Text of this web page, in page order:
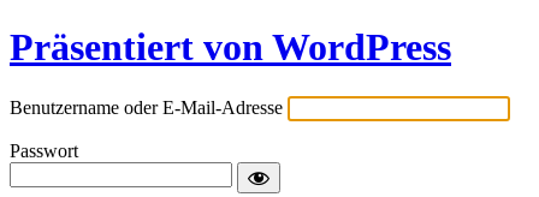
Präsentiert von WordPress
Benutzername oder E-Mail-Adresse
Passwort